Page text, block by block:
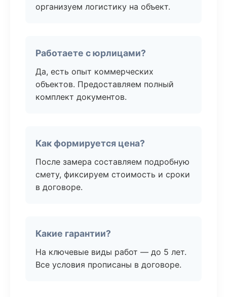
организуем логистику на объект.
Работаете с юрлицами?
Да, есть опыт коммерческих
объектов. Предоставляем полный
комплект документов.
Как формируется цена?
После замера составляем подробную
смету, фиксируем стоимость и сроки
в договоре.
Какие гарантии?
На ключевые виды работ — до 5 лет.
Все условия прописаны в договоре.